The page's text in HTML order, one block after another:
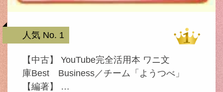
人気 No. 1
【中古】 YouTube完全活用本 ワニ文
庫Best Business／チーム「ようつべ」
【編著】 …